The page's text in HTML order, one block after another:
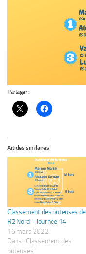
Partager :
Articles similaires
Classement des buteuses de
R2 Nord – Journée 14
16 mars 2022
Dans "Classement des
buteuses"